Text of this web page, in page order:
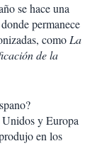
se hace una
permanece
comoLa
de la
y Europa
en los